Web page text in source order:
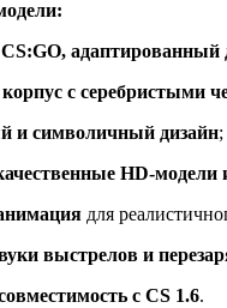
адаптированный
с серебристыми
и символичный дизайн;
HD-модели
для
выстрелов и
с CS 1.6.